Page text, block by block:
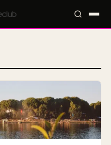
📍 Locales📰 Magazine